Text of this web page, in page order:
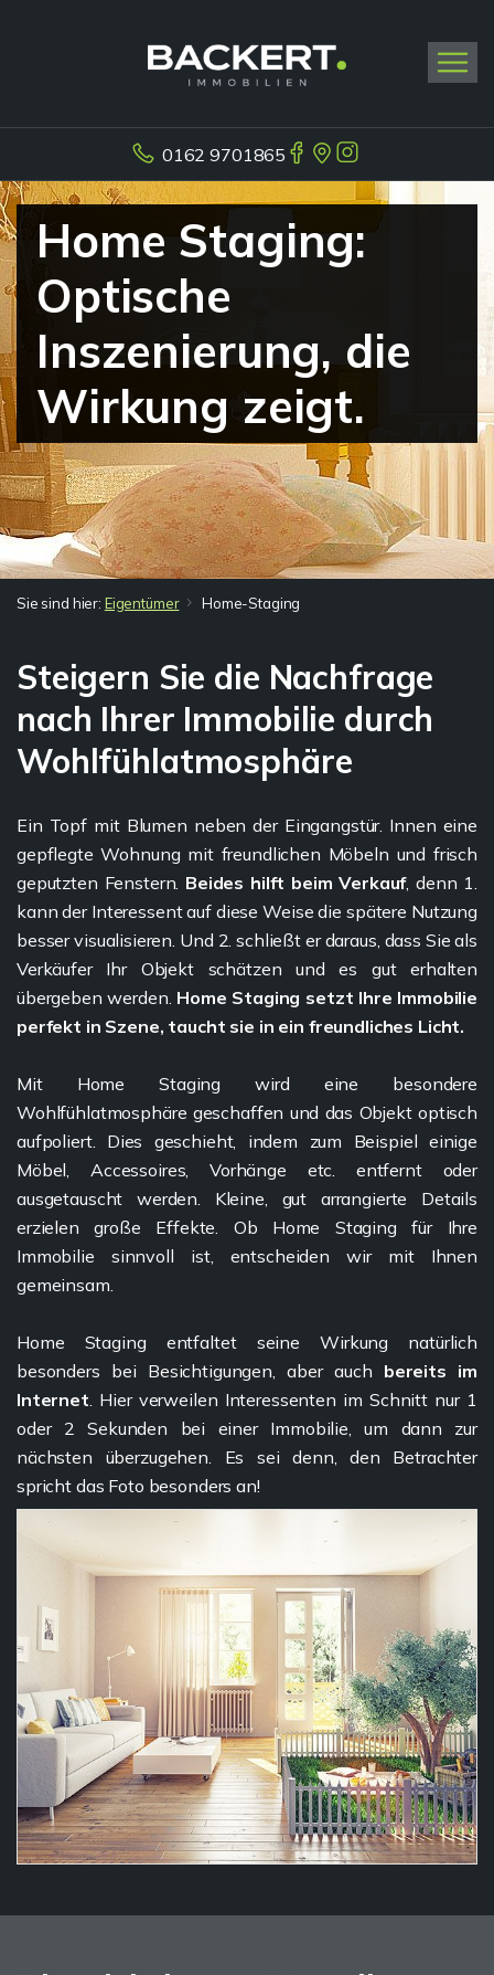
0162 9701865
Home Staging:
Optische
Inszenierung, die
Wirkung zeigt.
Sie sind hier: Eigentümer Home-Staging
Steigern Sie die Nachfrage
nach Ihrer Immobilie durch
Wohlfühlatmosphäre
Ein Topf mit Blumen neben der Eingangstür. Innen eine
gepflegte Wohnung mit freundlichen Möbeln und frisch
geputzten Fenstern. Beides hilft beim Verkauf, denn 1.
kann der Interessent auf diese Weise die spätere Nutzung
besser visualisieren. Und 2. schließt er daraus, dass Sie als
Verkäufer Ihr Objekt schätzen und es gut erhalten
übergeben werden. Home Staging setzt Ihre Immobilie
perfekt in Szene, taucht sie in ein freundliches Licht.
Mit Home Staging wird eine besondere
Wohlfühlatmosphäre geschaffen und das Objekt optisch
aufpoliert. Dies geschieht, indem zum Beispiel einige
Möbel, Accessoires, Vorhänge etc. entfernt oder
ausgetauscht werden. Kleine, gut arrangierte Details
erzielen große Effekte. Ob Home Staging für Ihre
Immobilie sinnvoll ist, entscheiden wir mit Ihnen
gemeinsam.
Home Staging entfaltet seine Wirkung natürlich
besonders bei Besichtigungen, aber auch bereits im
Internet. Hier verweilen Interessenten im Schnitt nur 1
oder 2 Sekunden bei einer Immobilie, um dann zur
nächsten überzugehen. Es sei denn, den Betrachter
spricht das Foto besonders an!